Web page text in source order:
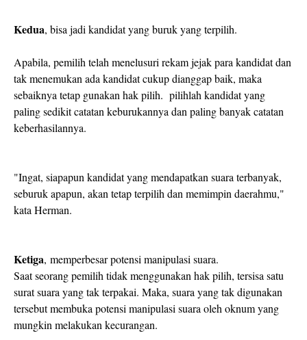
Kedua, bisa jadi kandidat yang buruk yang terpilih.
Apabila, pemilih telah menelusuri rekam jejak para kandidat dan
tak menemukan ada kandidat cukup dianggap baik, maka
sebaiknya tetap gunakan hak pilih. pilihlah kandidat yang
paling sedikit catatan keburukannya dan paling banyak catatan
keberhasilannya.
"Ingat, siapapun kandidat yang mendapatkan suara terbanyak,
seburuk apapun, akan tetap terpilih dan memimpin daerahmu,"
kata Herman.
Ketiga, memperbesar potensi manipulasi suara.
Saat seorang pemilih tidak menggunakan hak pilih, tersisa satu
surat suara yang tak terpakai. Maka, suara yang tak digunakan
tersebut membuka potensi manipulasi suara oleh oknum yang
mungkin melakukan kecurangan.